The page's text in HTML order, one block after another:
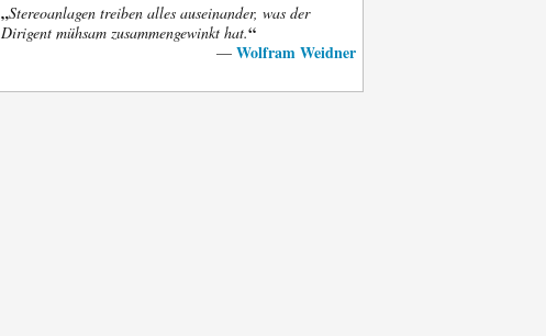
„Stereoanlagen treiben alles auseinander, was der
Dirigent mühsam zusammengewinkt hat.“
— Wolfram Weidner